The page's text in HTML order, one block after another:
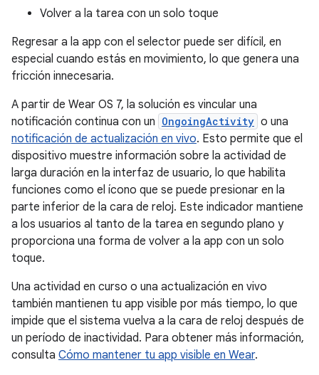
Volver a la tarea con un solo toque
Regresar a la app con el selector puede ser difícil, en
especial cuando estás en movimiento, lo que genera una
fricción innecesaria.
A partir de Wear OS 7, la solución es vincular una
notificación continua con un OngoingActivity o una
notificación de actualización en vivo. Esto permite que el
dispositivo muestre información sobre la actividad de
larga duración en la interfaz de usuario, lo que habilita
funciones como el ícono que se puede presionar en la
parte inferior de la cara de reloj. Este indicador mantiene
a los usuarios al tanto de la tarea en segundo plano y
proporciona una forma de volver a la app con un solo
toque.
Una actividad en curso o una actualización en vivo
también mantienen tu app visible por más tiempo, lo que
impide que el sistema vuelva a la cara de reloj después de
un período de inactividad. Para obtener más información,
consulta Cómo mantener tu app visible en Wear.